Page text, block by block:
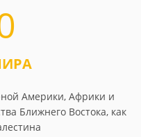
Америки, Африки и
Ближнего Востока, как